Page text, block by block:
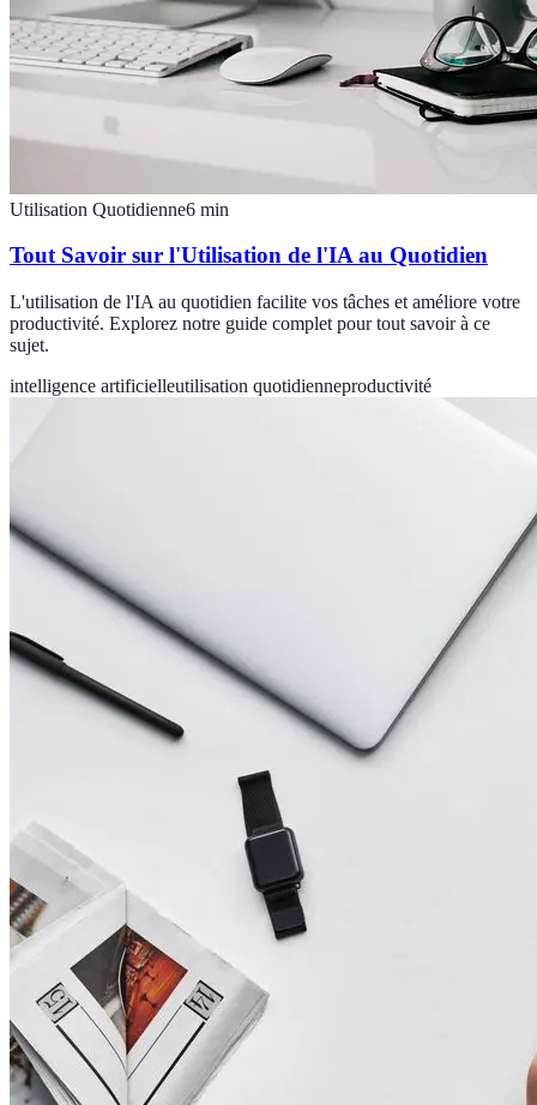
Utilisation Quotidienne6 min
Tout Savoir sur l'Utilisation de l'IA au Quotidien
L'utilisation de l'IA au quotidien facilite vos tâches et améliore votre
productivité. Explorez notre guide complet pour tout savoir à ce
sujet.
intelligence artificielleutilisation quotidienneproductivité